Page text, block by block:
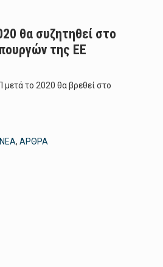
θα συζητηθεί στο
της ΕΕ
το 2020 θα βρεθεί στο
, ΑΡΘΡΑ